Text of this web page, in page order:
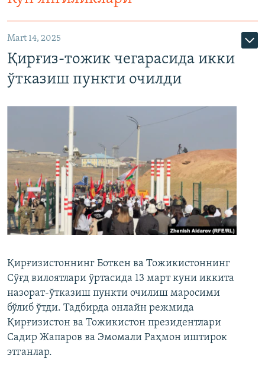
Mart 14, 2025
Қирғиз-тожик чегарасида икки
ўтказиш пункти очилди
Қирғизистоннинг Боткен ва Тожикистоннинг
Сўғд вилоятлари ўртасида 13 март куни иккита
назорат-ўтказиш пункти очилиш маросими
бўлиб ўтди. Тадбирда онлайн режмида
Қирғизистон ва Тожикистон президентлари
Садир Жапаров ва Эмомали Раҳмон иштирок
этганлар.